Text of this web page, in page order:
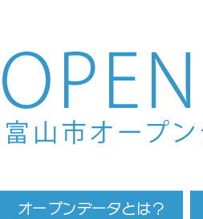
Skip to main content